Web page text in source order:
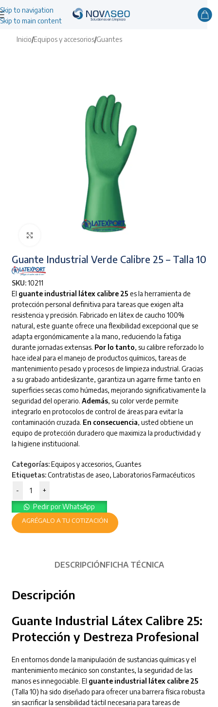
Skip to navigation
Skip to main content
Inicio/Equipos y accesorios/Guantes
Guante Industrial Verde Calibre 25 – Talla 10
SKU:10211
El guante industrial látex calibre 25 es la herramienta de
protección personal definitiva para tareas que exigen alta
resistencia y precisión. Fabricado en látex de caucho 100%
natural, este guante ofrece una flexibilidad excepcional que se
adapta ergonómicamente a la mano, reduciendo la fatiga
durante jornadas extensas. Por lo tanto, su calibre reforzado lo
hace ideal para el manejo de productos químicos, tareas de
mantenimiento pesado y procesos de limpieza industrial. Gracias
a su grabado antideslizante, garantiza un agarre firme tanto en
superficies secas como húmedas, mejorando significativamente la
seguridad del operario. Además, su color verde permite
integrarlo en protocolos de control de áreas para evitar la
contaminación cruzada. En consecuencia, usted obtiene un
equipo de protección duradero que maximiza la productividad y
la higiene institucional.
Categorías:Equipos y accesorios, Guantes
Etiquetas:Contratistas de aseo, Laboratorios Farmacéuticos
-
+
Pedir por WhatsApp
AGRÉGALO A TU COTIZACIÓN
DESCRIPCIÓNFICHA TÉCNICA
Descripción
Guante Industrial Látex Calibre 25:
Protección y Destreza Profesional
En entornos donde la manipulación de sustancias químicas y el
mantenimiento mecánico son constantes, la seguridad de las
manos es innegociable. El guante industrial látex calibre 25
(Talla 10) ha sido diseñado para ofrecer una barrera física robusta
sin sacrificar la sensibilidad táctil necesaria para tareas de